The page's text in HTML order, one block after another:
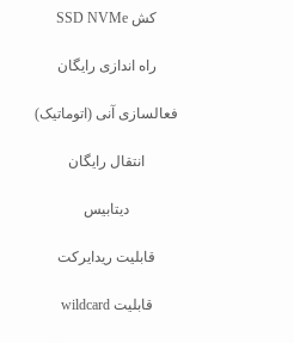
کش SSD NVMe
راه اندازی رایگان
فعالسازی آنی (اتوماتیک)
انتقال رایگان
دیتابیس
قابلیت ریدایرکت
قابلیت wildcard